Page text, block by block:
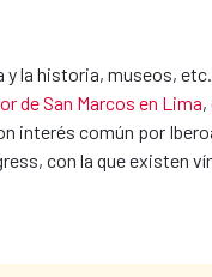
la historia, museos,
de San Marcos en Lima,
interés común por
con la que existen